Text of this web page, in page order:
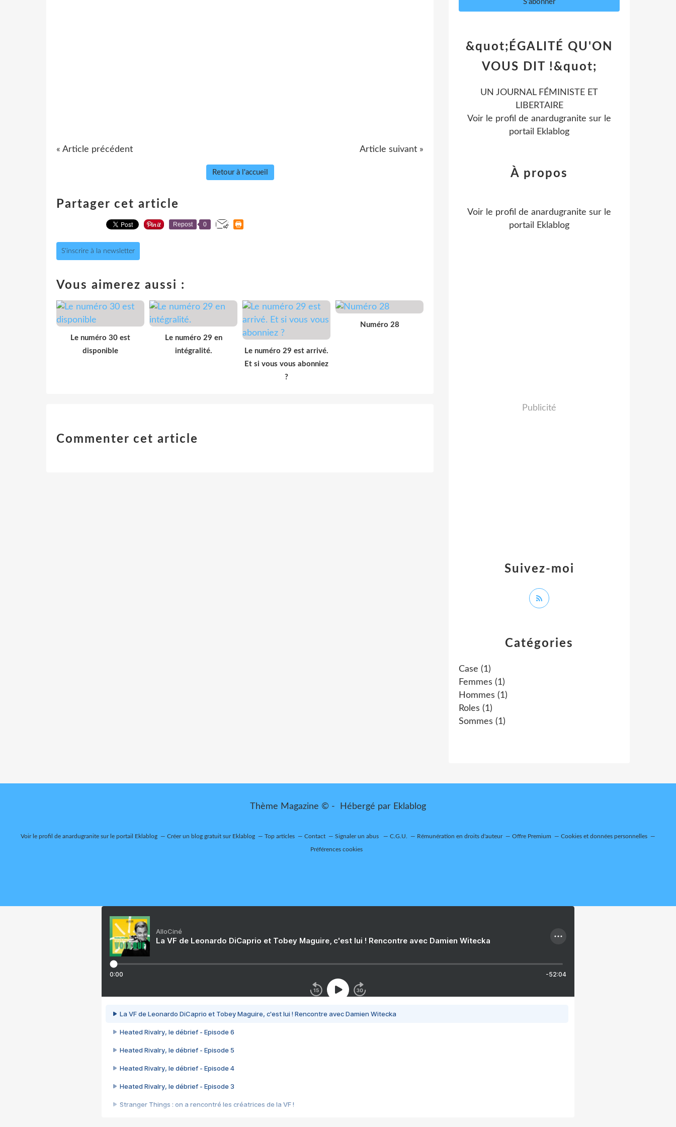
« Article précédent Article suivant »
Retour à l'accueil
Partager cet article
Repost 0
S'inscrire à la newsletter
Vous aimerez aussi :
Le numéro 30 est
disponible
Le numéro 29 en
intégralité.
Le numéro 29 est arrivé.
Et si vous vous abonniez
?
Numéro 28
Commenter cet article
Catégories
Case (1)
Femmes (1)
Hommes (1)
Roles (1)
Sommes (1)
&quot;ÉGALITÉ QU'ON
VOUS DIT !&quot;
UN JOURNAL FÉMINISTE ET
LIBERTAIRE
Voir le profil de anardugranite sur le
portail Eklablog
Suivez-moi
À propos
Voir le profil de anardugranite sur le
portail Eklablog
Publicité
Thème Magazine © - Hébergé par Eklablog
Voir le profil de anardugranite sur le portail Eklablog Créer un blog gratuit sur Eklablog Top articles Contact Signaler un abus C.G.U. Rémunération en droits d'auteur Offre Premium Cookies et données personnelles
Préférences cookies
AlloCiné
La VF de Leonardo DiCaprio et Tobey Maguire, c'est lui ! Rencontre avec Damien Witecka
0:00 -52:04
La VF de Leonardo DiCaprio et Tobey Maguire, c'est lui ! Rencontre avec Damien Witecka
Heated Rivalry, le débrief - Episode 6
Heated Rivalry, le débrief - Episode 5
Heated Rivalry, le débrief - Episode 4
Heated Rivalry, le débrief - Episode 3
Stranger Things : on a rencontré les créatrices de la VF !